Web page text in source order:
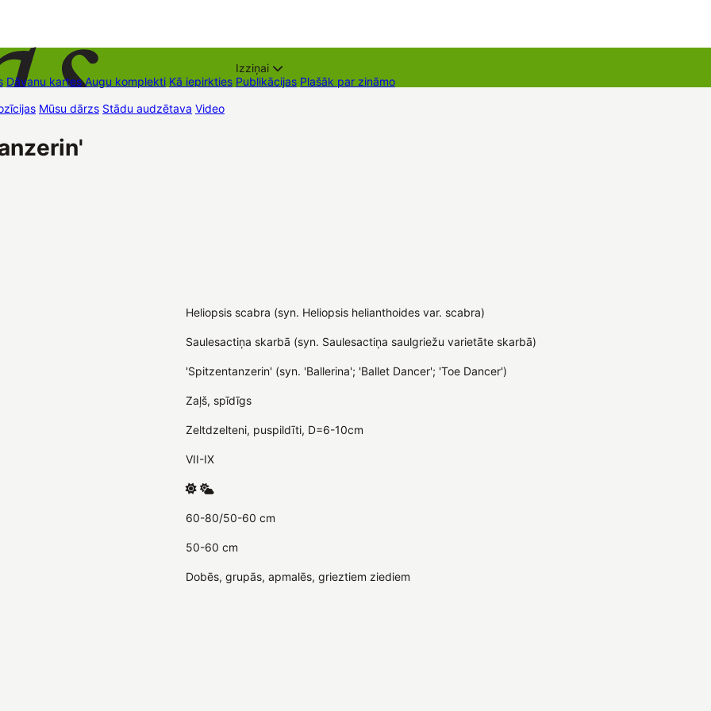
Dāvanu kartes Augu komplekti Kā iepirkties
Izziņai
Publikācijas Plašāk par zināmo
Mūsu dārzs Stādu audzētava Video
Heliopsis scabra (syn. Heliopsis helianthoides var. scabra)
Saulesactiņa skarbā (syn. Saulesactiņa saulgriežu varietāte skarbā)
'Spitzentanzerin' (syn. 'Ballerina'; 'Ballet Dancer'; 'Toe Dancer')
Zaļš, spīdīgs
Zeltdzelteni, puspildīti, D=6-10cm
VII-IX
60-80/50-60 cm
50-60 cm
Dobēs, grupās, apmalēs, grieztiem ziediem